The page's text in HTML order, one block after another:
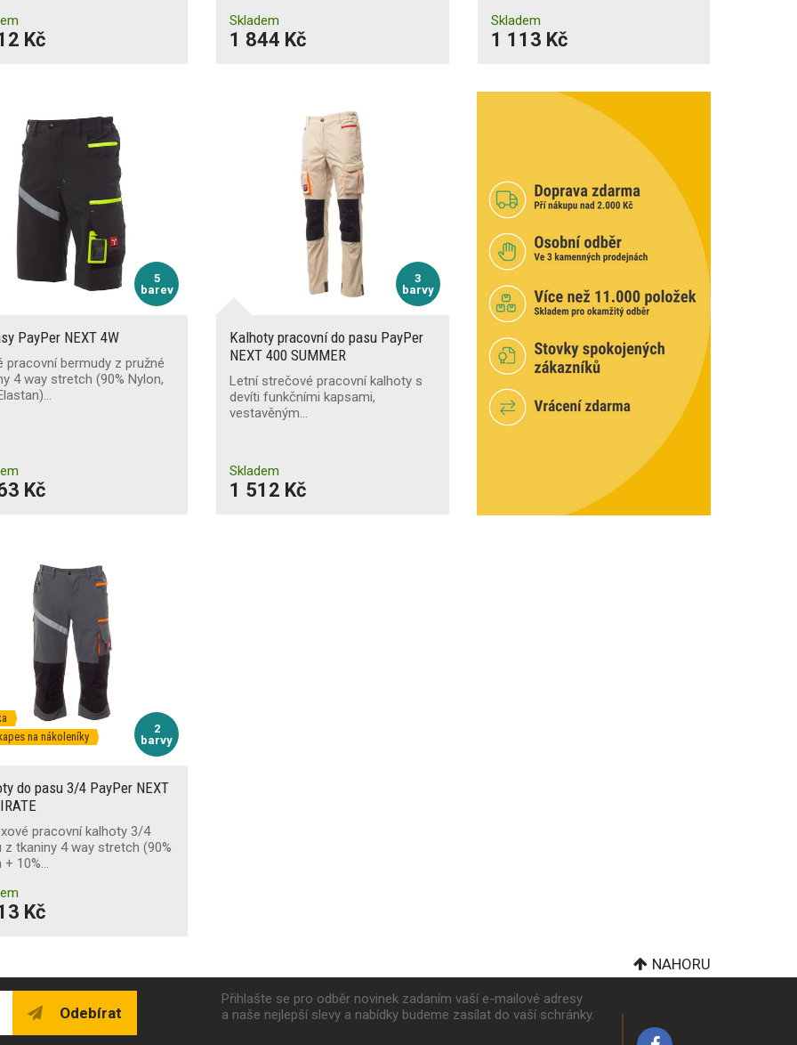
Kč
Skladem
1 844 Kč
Skladem
1 113 Kč
5
barev
PayPer NEXT 4W
pracovní bermudy z pružné
4 way stretch (90% Nylon,
Kč
3
barvy
Kalhoty pracovní do pasu PayPer
NEXT 400 SUMMER
Letní strečové pracovní kalhoty s
devíti funkčními kapsami,
vestavěným…
Skladem
1 512 Kč
2
barvy
na nákoleníky
do pasu 3/4 PayPer NEXT
pracovní kalhoty 3/4
z tkaniny 4 way stretch (90%
+ 10%…
Kč
NAHORU
Odebírat
Přihlašte se pro odběr novinek zadaním vaší e-mailové adresy
a naše nejlepší slevy a nabídky budeme zasílat do vaší schránky.